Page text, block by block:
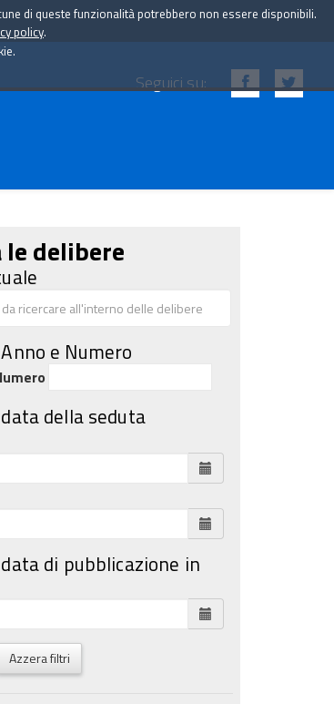
Seguici su:
le delibere
e Numero
della seduta
di pubblicazione in
Azzera filtri
di queste funzionalità potrebbero non essere disponibili.
policy.